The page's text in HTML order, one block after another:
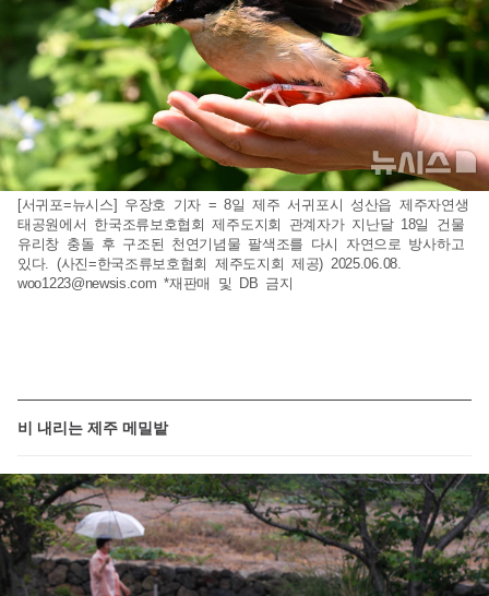
[서귀포=뉴시스] 우장호 기자 = 8일 제주 서귀포시 성산읍 제주자연생
태공원에서 한국조류보호협회 제주도지회 관계자가 지난달 18일 건물
유리창 충돌 후 구조된 천연기념물 팔색조를 다시 자연으로 방사하고
있다. (사진=한국조류보호협회 제주도지회 제공) 2025.06.08.
woo1223@newsis.com *재판매 및 DB 금지
비 내리는 제주 메밀밭